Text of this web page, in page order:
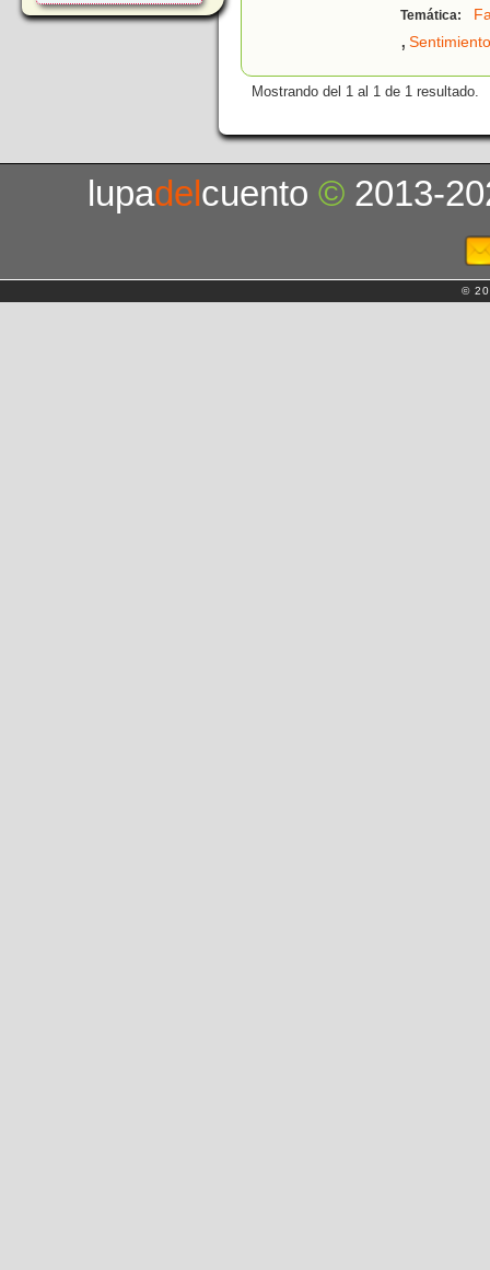
Temática:
,
Mostrando del 1 al 1 de 1 resultado.
lupadelcuento© 2013-
©